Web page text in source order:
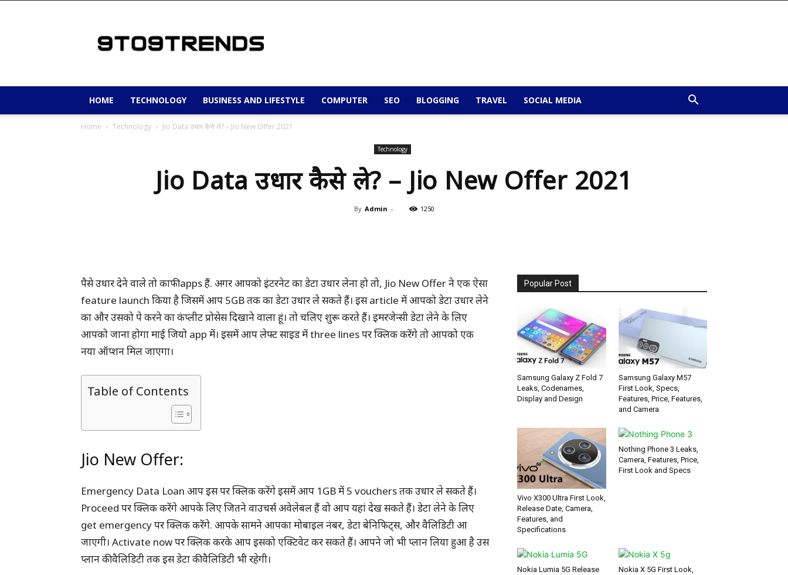
HOME TECHNOLOGY BUSINESS AND LIFESTYLE COMPUTER SEO BLOGGING TRAVEL SOCIAL MEDIA
Home Technology Jio Data उधार कैसे ले? – Jio New Offer 2021
Technology
Jio Data उधार कैसे ले? – Jio New Offer 2021
By Admin - 1250
पैसे उधार देने वाले तो काफी apps हैं. अगर आपको इंटरनेट का डेटा उधार लेना हो तो, Jio New Offer ने एक ऐसा
feature launch किया है जिसमें आप 5GB तक का डेटा उधार ले सकते हैं। इस article में आपको डेटा उधार लेने
का और उसको पे करने का कंप्लीट प्रोसेस दिखाने वाला हूं। तो चलिए शुरू करते हैं। इमरजेन्सी डेटा लेने के लिए
आपको जाना होगा माई जियो app में। इसमें आप लेफ्ट साइड में three lines पर क्लिक करेंगे तो आपको एक
नया ऑप्शन मिल जाएगा।
Table of Contents
Jio New Offer:
Emergency Data Loan आप इस पर क्लिक करेंगे इसमें आप 1GB में 5 vouchers तक उधार ले सकते हैं।
Proceed पर क्लिक करेंगे आपके लिए जितने वाउचर्स अवेलेबल हैं वो आप यहां देख सकते हैं। डेटा लेने के लिए
get emergency पर क्लिक करेंगे. आपके सामने आपका मोबाइल नंबर, डेटा बेनिफिट्स, और वैलिडिटी आ
जाएगी। Activate now पर क्लिक करके आप इसको एक्टिवेट कर सकते हैं। आपने जो भी प्लान लिया हुआ है उस
प्लान की वैलिडिटी तक इस डेटा की वैलिडिटी भी रहेगी।
Popular Post
Samsung Galaxy Z Fold 7
Leaks, Codenames,
Display and Design
Samsung Galaxy M57
First Look, Specs,
Features, Price, Features,
and Camera
Vivo X300 Ultra First Look,
Release Date, Camera,
Features, and
Specifications
Nothing Phone 3 Leaks,
Camera, Features, Price,
First Look and Specs
Nokia Lumia 5G Release
Nokia X 5G First Look,